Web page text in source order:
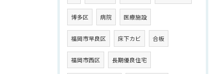
博多区 病院 医療施設
福岡市早良区 床下カビ 合板
福岡市西区 長期優良住宅